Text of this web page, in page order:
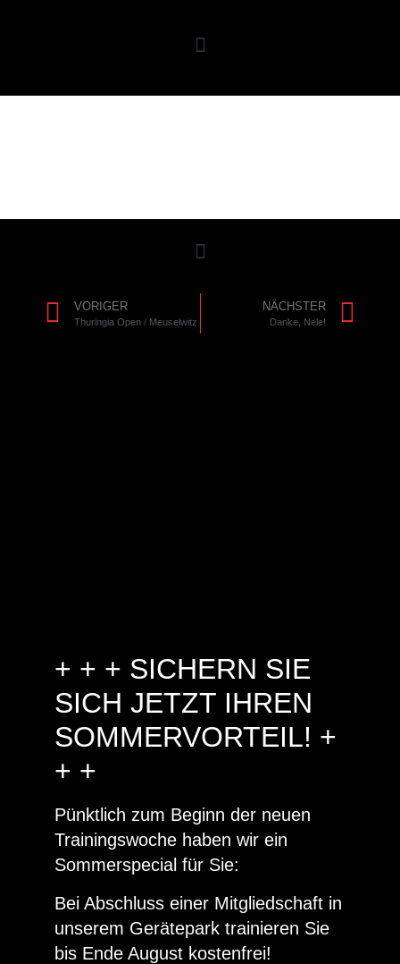
VORIGER
Thuringia Open / Meuselwitz
NÄCHSTER
Danke, Nele!
+ + + SICHERN SIE
SICH JETZT IHREN
SOMMERVORTEIL! +
+ +
Pünktlich zum Beginn der neuen
Trainingswoche haben wir ein
Sommerspecial für Sie:
Bei Abschluss einer Mitgliedschaft in
unserem Gerätepark trainieren Sie
bis Ende August kostenfrei!